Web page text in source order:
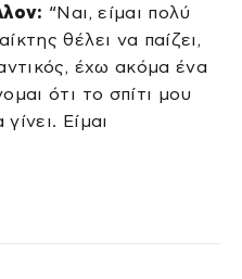
“Ναι, είμαι πολύ
θέλει να παίζει,
έχω ακόμα ένα
ότι το σπίτι μου
Είμαι